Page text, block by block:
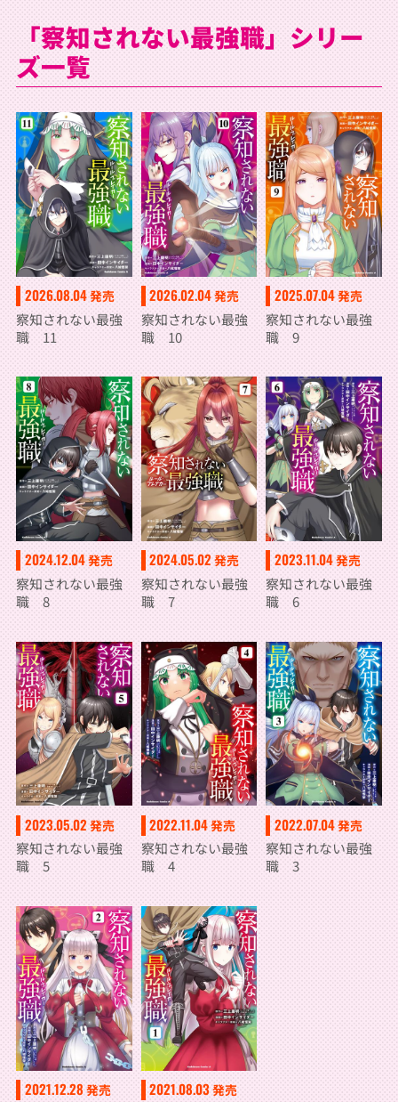
「察知されない最強職」シリー
ズ一覧
2026.08.04発売
察知されない最強
職 11
2026.02.04発売
察知されない最強
職 10
2025.07.04発売
察知されない最強
職 9
2024.12.04発売
察知されない最強
職 8
2024.05.02 発売
察知されない最強
職 7
2023.11.04発売
察知されない最強
職 6
2023.05.02発売
察知されない最強
職 5
2022.11.04発売
察知されない最強
職 4
2022.07.04発売
察知されない最強
職 3
2021.12.28 発売 2021.08.03発売